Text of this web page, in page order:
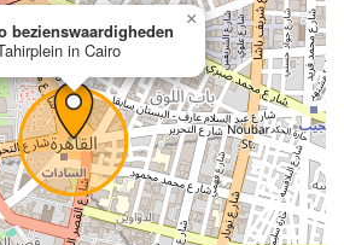
bezienswaardigheden
in Cairo
×